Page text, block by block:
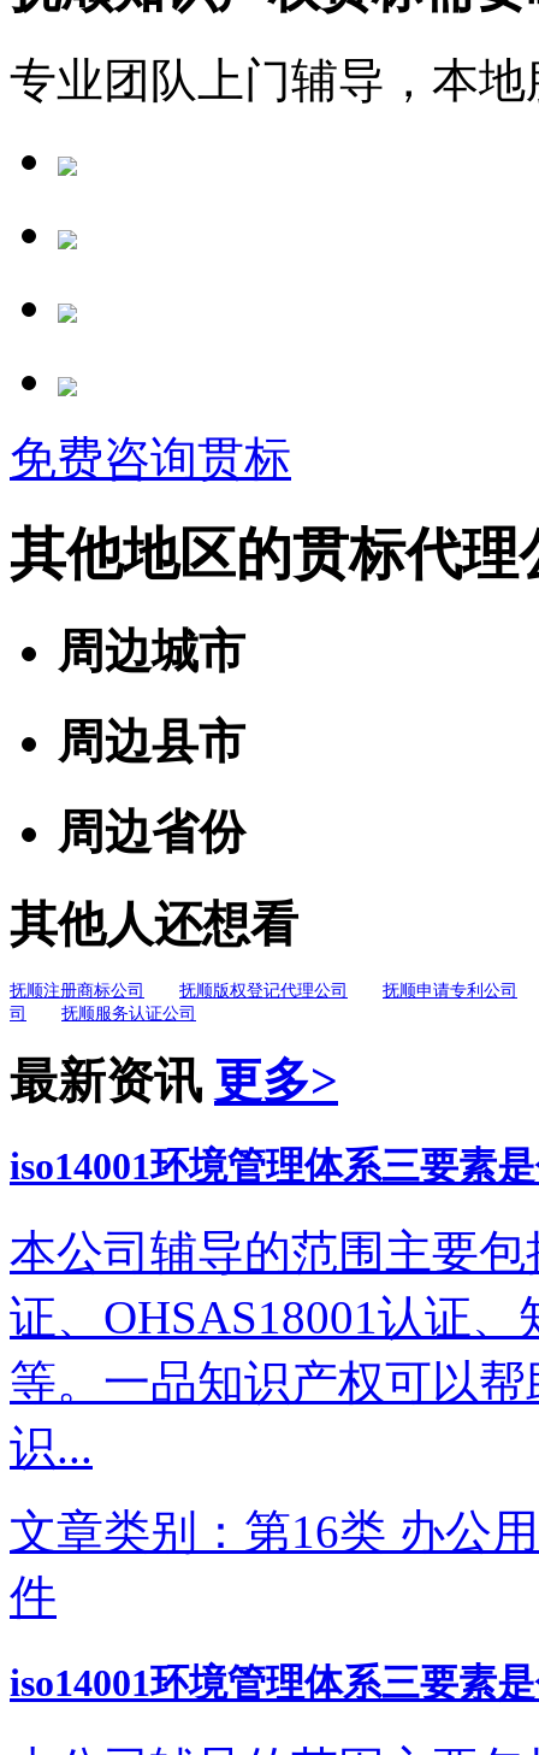
专业团队上门辅导，本
免费咨询贯标
其他地区的贯标代理
周边城市
周边县市
周边省份
其他人还想看
抚顺注册商标公司 抚顺版权登记代理公司
抚顺申请专利公司
司
抚顺服务认证公司
最新资讯 更多>
iso14001环境管理体系三要素
本公司辅导的范围主要包
证、OHSAS18001认证
等。一品知识产权可以
识...
文章类别：第16类 办公
件
iso14001环境管理体系三要素